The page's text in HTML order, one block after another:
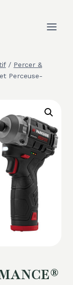
/ Percer &
Perceuse-